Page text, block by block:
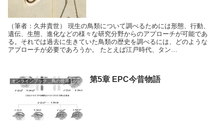
（筆者：久井貴世） 現生の鳥類について調べるためには形態、行動、
遺伝、生態、進化などの様々な研究分野からのアプローチが可能であ
る。それでは過去に生きていた鳥類の歴史を調べるには、どのような
アプローチが必要であろうか。 たとえば江戸時代、タン…
オンラインブック＿鳥の世界 第5章 EPC今昔物語